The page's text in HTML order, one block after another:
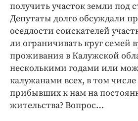
получить участок земли под
Депутаты долго обсуждали
оседлости соискателей
ли ограничивать круг семей
проживания в Калужской
несколькими годами или
калужанами всех, в том
прибывших к нам на
жительства? Вопрос…